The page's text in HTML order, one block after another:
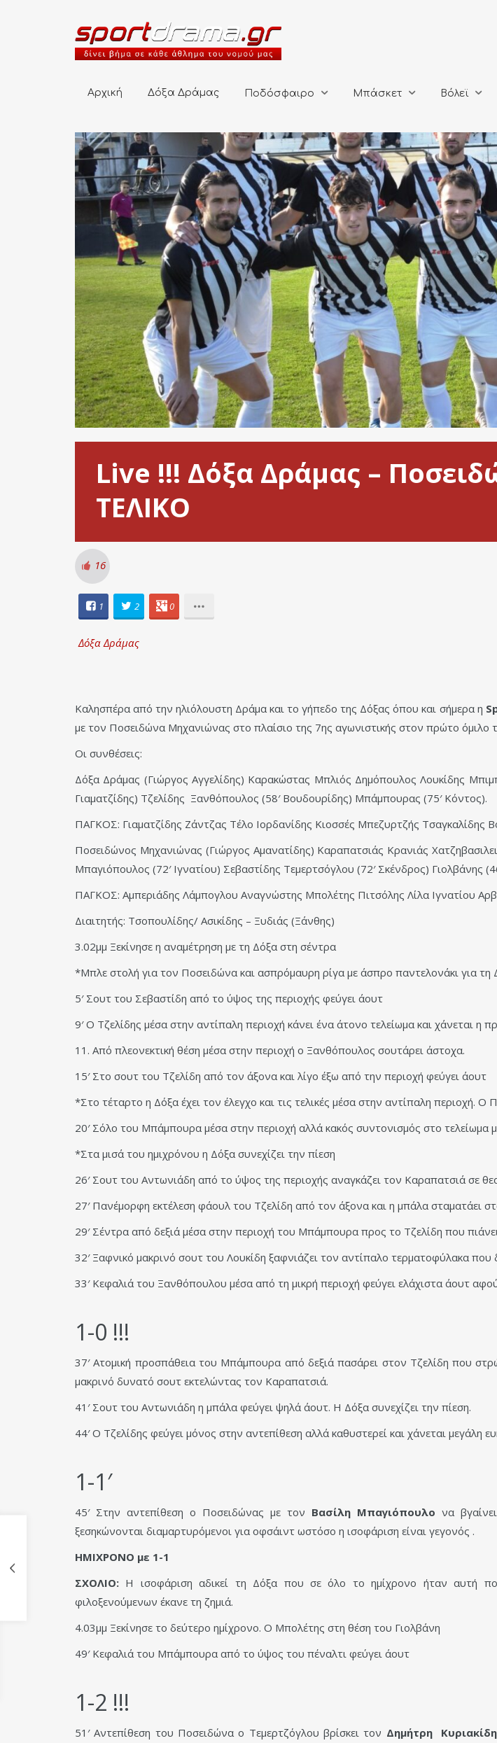
Αρχική Δόξα Δράμας Ποδόσφαιρο Μπάσκετ Βόλεϊ
Live !!! Δόξα Δράμας –
ΤΕΛΙΚΟ
16
1 2 0
Δόξα Δράμας
Καλησπέρα από την ηλιόλουστη Δράμα και το γήπεδο της Δόξας όπου και σήμερα η
με τον Ποσειδώνα Μηχανιώνας στο πλαίσιο της 7ης αγωνιστικής στον πρώτο όμιλο
Οι συνθέσεις:
Δόξα Δράμας (Γιώργος Αγγελίδης) Καρακώστας Μπλιός Δημόπουλος Λουκίδης
Γιαματζίδης) Τζελίδης Ξανθόπουλος (58′ Βουδουρίδης) Μπάμπουρας (75′ Κόντος).
ΠΑΓΚΟΣ: Γιαματζίδης Ζάντζας Τέλο Ιορδανίδης Κιοσσές Μπεζυρτζής Τσαγκαλίδης
Ποσειδώνος Μηχανιώνας (Γιώργος Αμανατίδης) Καραπατσιάς Κρανιάς
Μπαγιόπουλος (72′ Ιγνατίου) Σεβαστίδης Τεμερτσόγλου (72′ Σκένδρος) Γιολβάνης
ΠΑΓΚΟΣ: Αμπεριάδης Λάμπογλου Αναγνώστης Μπολέτης Πιτσόλης Λίλα Ιγνατίου
Διαιτητής: Τσοπουλίδης/ Ασικίδης – Ξυδιάς (Ξάνθης)
3.02μμ Ξεκίνησε η αναμέτρηση με τη Δόξα στη σέντρα
*Μπλε στολή για τον Ποσειδώνα και ασπρόμαυρη ρίγα με άσπρο παντελονάκι για τη
5′ Σουτ του Σεβαστίδη από το ύψος της περιοχής φεύγει άουτ
9′ Ο Τζελίδης μέσα στην αντίπαλη περιοχή κάνει ένα άτονο τελείωμα και χάνεται η
11. Από πλεονεκτική θέση μέσα στην περιοχή ο Ξανθόπουλος σουτάρει άστοχα.
15′ Στο σουτ του Τζελίδη από τον άξονα και λίγο έξω από την περιοχή φεύγει άουτ
*Στο τέταρτο η Δόξα έχει τον έλεγχο και τις τελικές μέσα στην αντίπαλη περιοχή.
20′ Σόλο του Μπάμπουρα μέσα στην περιοχή αλλά κακός συντονισμός στο τελείωμα
*Στα μισά του ημιχρόνου η Δόξα συνεχίζει την πίεση
26′ Σουτ του Αντωνιάδη από το ύψος της περιοχής αναγκάζει τον Καραπατσιά σε
27′ Πανέμορφη εκτέλεση φάουλ του Τζελίδη από τον άξονα και η μπάλα σταματάει
29′ Σέντρα από δεξιά μέσα στην περιοχή του Μπάμπουρα προς το Τζελίδη που
32′ Ξαφνικό μακρινό σουτ του Λουκίδη ξαφνιάζει τον αντίπαλο τερματοφύλακα
33′ Κεφαλιά του Ξανθόπουλου μέσα από τη μικρή περιοχή φεύγει ελάχιστα άουτ
1-0 !!!
37′ Ατομική προσπάθεια του Μπάμπουρα από δεξιά πασάρει στον Τζελίδη που
μακρινό δυνατό σουτ εκτελώντας τον Καραπατσιά.
41′ Σουτ του Αντωνιάδη η μπάλα φεύγει ψηλά άουτ. Η Δόξα συνεχίζει την πίεση.
44′ Ο Τζελίδης φεύγει μόνος στην αντεπίθεση αλλά καθυστερεί και χάνεται μεγάλη
1-1′
45′ Στην αντεπίθεση ο Ποσειδώνας με τον Βασίλη Μπαγιόπουλο να
ξεσηκώνονται διαμαρτυρόμενοι για οφσάιντ ωστόσο η ισοφάριση είναι γεγονός .
ΗΜΙΧΡΟΝΟ με 1-1
ΣΧΟΛΙΟ: Η ισοφάριση αδικεί τη Δόξα που σε όλο το ημίχρονο ήταν αυτή
φιλοξενούμενων έκανε τη ζημιά.
4.03μμ Ξεκίνησε το δεύτερο ημίχρονο. Ο Μπολέτης στη θέση του Γιολβάνη
49′ Κεφαλιά του Μπάμπουρα από το ύψος του πέναλτι φεύγει άουτ
1-2 !!!
51′ Αντεπίθεση του Ποσειδώνα ο Τεμερτζόγλου βρίσκει τον Δημήτρη Κυριακίδη